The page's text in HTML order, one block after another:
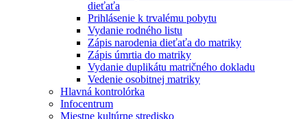
dieťaťa
Prihlásenie k trvalému pobytu
Vydanie rodného listu
Zápis narodenia dieťaťa do matriky
Zápis úmrtia do matriky
Vydanie duplikátu matričného dokladu
Vedenie osobitnej matriky
Hlavná kontrolórka
Infocentrum
Miestne kultúrne stredisko